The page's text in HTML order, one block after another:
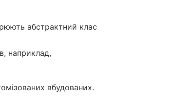
абстрактний клас
наприклад,
вбудованих.